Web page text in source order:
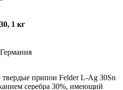
1 кг
припои Felder L-Ag 30Sn
серебра 30%, имеющий